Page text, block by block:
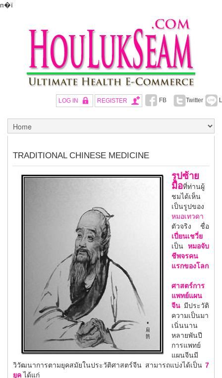
п�ї
LOG IN REGISTER FB Twitter
TRADITIONAL CHINESE MEDICINE
รูปซ้าย
มือที่ท่านผู้
ชมได้เห็น
เป็นรูปของ
หมอเทวดา
ตัวจริง ชื่อ
เปี่ยนเชวี่ย
เป็น หมอจับ
ชีพจรคน
แรกของโลก
ศาสตร์การ
แพทย์แผน
จีน มีประวัติ
ความเป็นมา
เนิ่นนาน
หลายพันปี
การแพทย์
แผนจีนมี
วิวัฒนาการตามยุคสมัยในประวัติศาสตร์จีน สามารถแบ่งได้เป็น 7
ยุคได้แก่